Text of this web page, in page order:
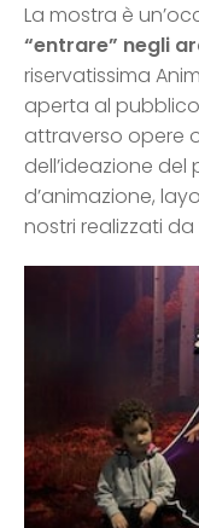
La mostra è
“entrare” negli
riservatissima
aperta al
attraverso opere
dell’ideazione
d’animazione,
nostri realizzati